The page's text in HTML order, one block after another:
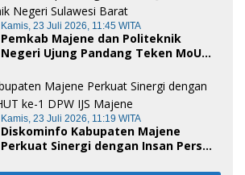
Kamis, 23 Juli 2026, 11:45 WITA
Pemkab Majene dan Politeknik
Negeri Ujung Pandang Teken MoU
Jadi Embrio Pendirian Politeknik
Negeri Sulawesi Barat
Kamis, 23 Juli 2026, 11:19 WITA
Diskominfo Kabupaten Majene
Perkuat Sinergi dengan Insan Pers